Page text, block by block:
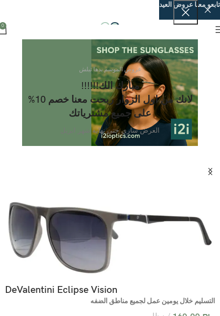
عروض الموسم بدها تبلش
مبارك الك!!!!!!
لانك من اول الزوار ربحت معنا خصم 10%
على جميع مشترياتك
العرض ساري حتى نهايه شهر ابريل
0
DeValentini Eclipse Vision
التسليم خلال يومين عمل لجميع مناطق الضفه
تابعو معنا عروض العيد